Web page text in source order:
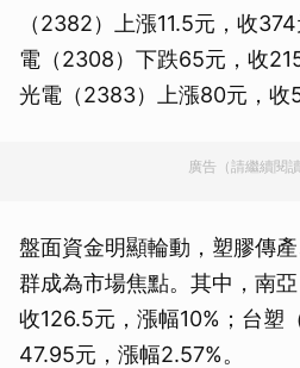
（2382）上漲11.5元，收
電（2308）下跌65元，收
光電（2383）上漲80元，收
廣告（請繼續閱讀
盤面資金明顯輪動，塑膠傳
群成為市場焦點。其中，南
收126.5元，漲幅10%；台塑
47.95元，漲幅2.57%。